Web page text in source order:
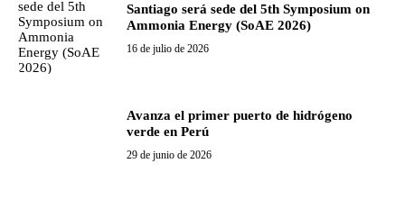
Santiago será sede del 5th Symposium on
Ammonia Energy (SoAE 2026)
16 de julio de 2026
Avanza el primer puerto de hidrógeno
verde en Perú
29 de junio de 2026